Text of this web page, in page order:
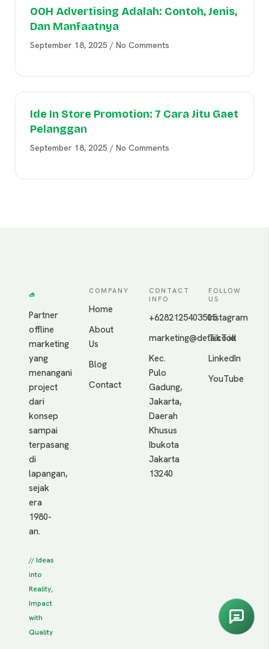
OOH Advertising Adalah: Contoh, Jenis,
Dan Manfaatnya
September 18, 2025 No Comments
Ide In Store Promotion: 7 Cara Jitu Gaet
Pelanggan
September 18, 2025 No Comments
Partner
offline
marketing
yang
menangani
project
dari
konsep
sampai
terpasang
di
lapangan,
sejak
era
1980-
an.
// Ideas
into
Reality,
Impact
with
Quality
COMPANY
Home
About
Us
Blog
Contact
CONTACT
INFO
+6282125403505
marketing@deta.co.id
Kec.
Pulo
Gadung,
Jakarta,
Daerah
Khusus
Ibukota
Jakarta
13240
FOLLOW
US
Instagram
TikTok
LinkedIn
YouTube